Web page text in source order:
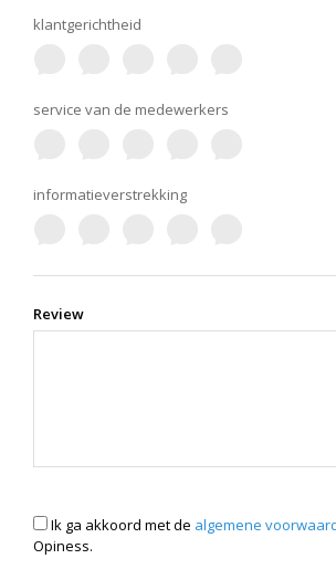
klantgerichtheid
service van de medewerkers
informatieverstrekking
Review
Ik ga akkoord met de algemene
Opiness.